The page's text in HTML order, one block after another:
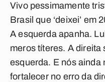
Vivo pessimamente
Brasil que ‘deixei’ em
A esquerda apanha.
meros títeres. A direita
esquerda. E nós ainda
fortalecer no erro da